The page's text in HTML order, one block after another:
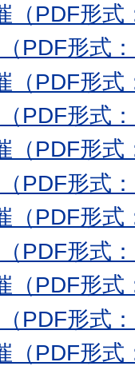
（PDF形式
PDF形式
（PDF形式
PDF形式
（PDF形式
PDF形式
（PDF形式
PDF形式
（PDF形式
PDF形式
（PDF形式